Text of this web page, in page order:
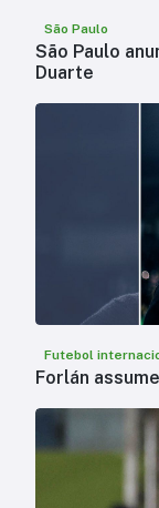
São Paulo
São Paulo
Duarte
Futebol
Forlán